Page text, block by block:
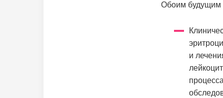
Обоим будущим
и